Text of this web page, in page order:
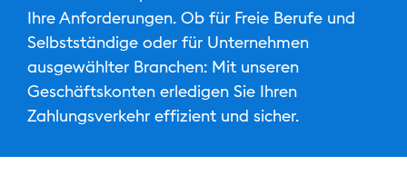
Kommunen
Energie & Versorgung
Ihre Anforderungen. Ob für Freie Berufe und
Selbstständige oder für Unternehmen
ausgewählter Branchen: Mit unseren
Geschäftskonten erledigen Sie Ihren
Zahlungsverkehr effizient und sicher.